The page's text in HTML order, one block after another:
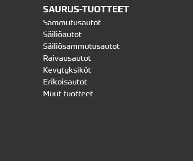
SAURUS-TUOTTEET
Sammutusautot
Säiliöautot
Säiliösammutusautot
Raivausautot
Kevytyksiköt
Erikoisautot
Muut tuotteet